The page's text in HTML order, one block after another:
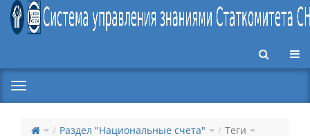
Раздел "Национальные счета" Теги